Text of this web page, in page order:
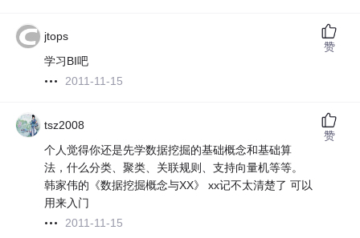
jtops
学习BI吧
2011-11-15
赞
tsz2008
个人觉得你还是先学数据挖掘的基础概念和基础算
法，什么分类、聚类、关联规则、支持向量机等等。
韩家伟的《数据挖掘概念与XX》 xx记不太清楚了 可以
用来入门
2011-11-15
赞